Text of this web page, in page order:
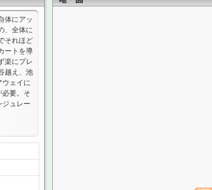
体にアッ
、全体に
それほど
ートを導
楽にプレ
越え、池
ウェイに
要。そ
ジュレー